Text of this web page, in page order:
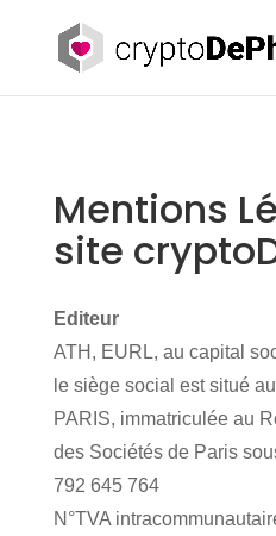
Mentions
site
Editeur
ATH, EURL, au capital
le siège social est situé
PARIS, immatriculée au
des Sociétés de Paris
792 645 764
N°TVA